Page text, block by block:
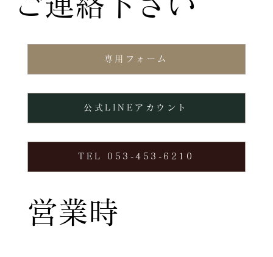
専用フォーム
TEL 053-453-6210
公式LINEアカウント
営業時